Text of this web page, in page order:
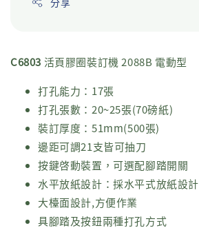
C6803 活頁膠圈裝訂機 2088B 電動型
打孔能力：17張
打孔張數：20~25張(70磅紙)
裝訂厚度：51mm(500張)
邊距可調21支皆可抽刀
按鍵啓動裝置，可選配腳踏開關
水平放紙設計：採水平式放紙設計
大檯面設計,方便作業
具腳踏及按鈕兩種打孔方式